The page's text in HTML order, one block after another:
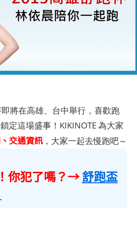
將在高雄、台中舉行，喜歡跑
定這場盛事！KIKINOTE 為大家
交通資訊，大家一起去慢跑吧～
你犯了嗎？→舒跑盃